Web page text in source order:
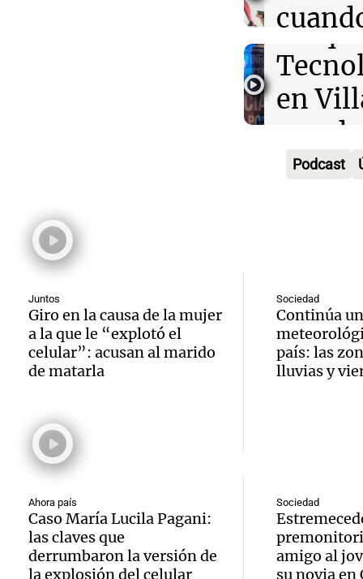
Panorama
Episodios
padre
Episodios
en
con dos
Audio.
fútbol
Episodios
Audio.
Panorama
Episodios
Audio.
paso
Audio.
Fe,
Podcast
Juntos
Giro en la causa de la mujer
a la que le “explotó el
celular”: acusan al marido
de matarla
Sociedad
Continúa
país: las
lluvias y
Ahora país
Caso María Lucila Pagani:
las claves que
derrumbaron la versión de
la explosión del celular
Sociedad
amigo al
su novia en